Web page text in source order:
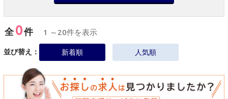
全0件 1 ～20件を表示
並び替え： 新着順 人気順